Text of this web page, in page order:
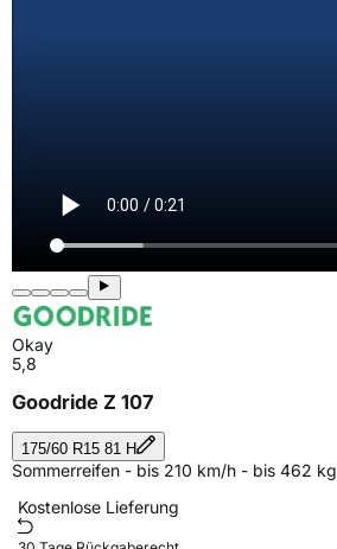
Okay
5,8
Goodride Z 107
175/60 R15 81 H
Sommerreifen - bis 210 km/h - bis 462 kg
Kostenlose Lieferung